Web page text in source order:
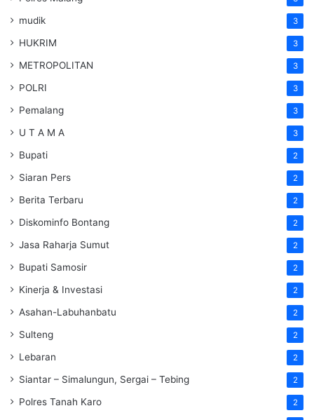
mudik 3
HUKRIM 3
METROPOLITAN 3
POLRI 3
Pemalang 3
U T A M A 3
Bupati 2
Siaran Pers 2
Berita Terbaru 2
Diskominfo Bontang 2
Jasa Raharja Sumut 2
Bupati Samosir 2
Kinerja & Investasi 2
Asahan-Labuhanbatu 2
Sulteng 2
Lebaran 2
Siantar – Simalungun, Sergai – Tebing 2
Polres Tanah Karo 2